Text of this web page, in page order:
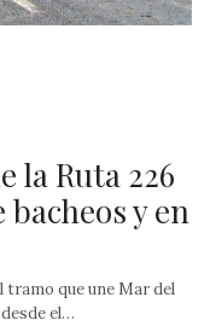
la Ruta 226
y en
tramo que une Mar del
el…